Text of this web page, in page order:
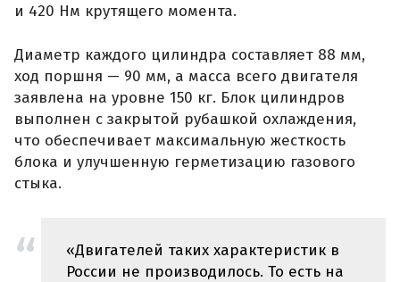
и 420 Нм крутящего момента.
Диаметр каждого цилиндра составляет 88 мм,
ход поршня — 90 мм, а масса всего двигателя
заявлена на уровне 150 кг. Блок цилиндров
выполнен с закрытой рубашкой охлаждения,
что обеспечивает максимальную жесткость
блока и улучшенную герметизацию газового
стыка.
«Двигателей таких характеристик в
России не производилось. То есть на